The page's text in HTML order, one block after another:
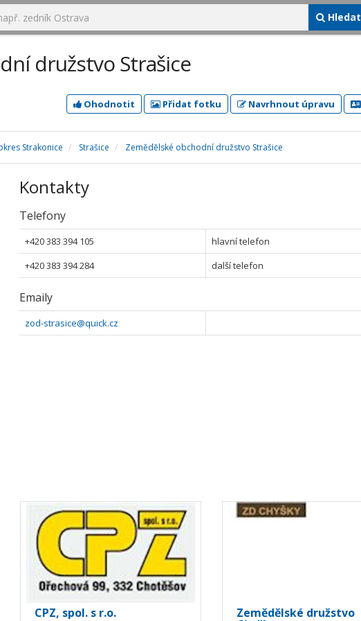
Hledat
družstvo Strašice
Ohodnotit Přidat fotku Navrhnout úpravu
Strakonice Strašice Zemědělské obchodní družstvo Strašice
Kontakty
Telefony
+420 383 394 105
hlavní telefon
+420 383 394 284
další telefon
Emaily
zod-strasice@quick.cz
CPZ, spol. s r.o. Zemědělské družstvo